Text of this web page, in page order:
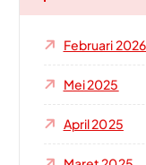
k
Februari 2026
Mei 2025
April 2025